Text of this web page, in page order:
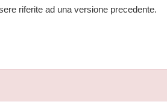
riferite ad una versione precedente.